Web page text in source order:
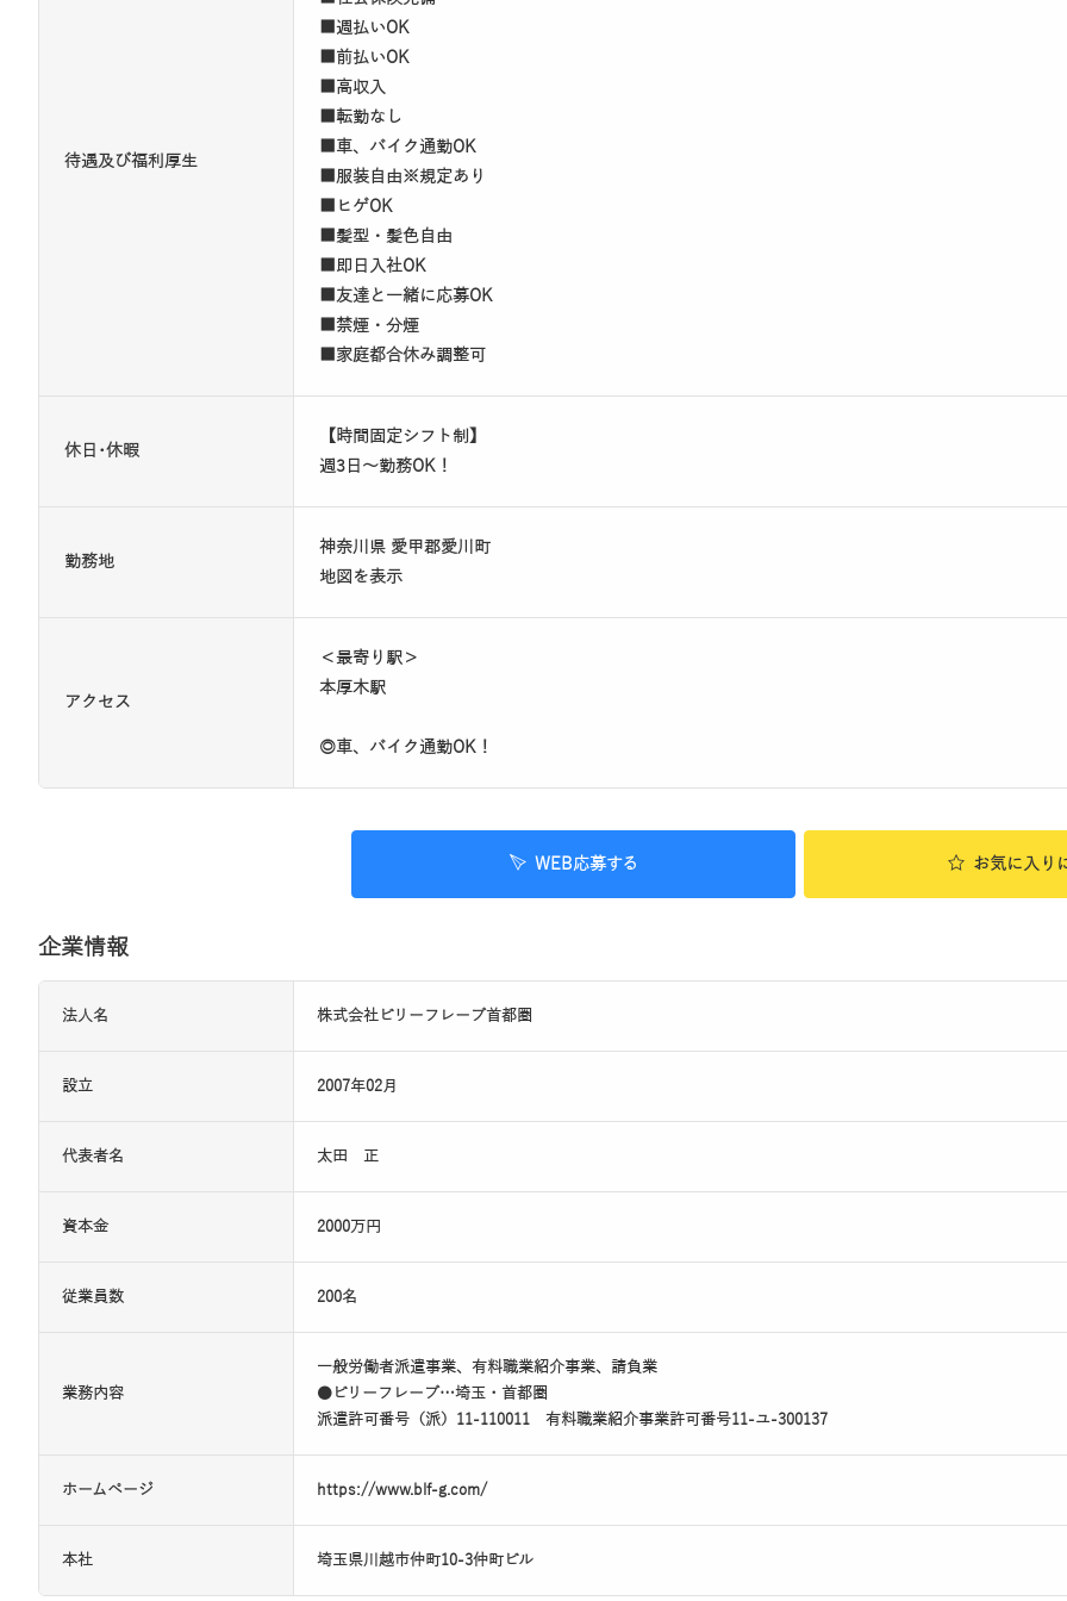
待遇及び福利厚生
■週払いOK
■前払いOK
■高収入
■転勤なし
■車、バイク通勤OK
■服装自由※規定あり
■ヒゲOK
■髪型・髪色自由
■即日入社OK
■友達と一緒に応募OK
■禁煙・分煙
■家庭都合休み調整可
休日･休暇
【時間固定シフト制】
週3日～勤務OK！
勤務地
神奈川県 愛甲郡愛川町
地図を表示
アクセス
＜最寄り駅＞
本厚木駅
◎車、バイク通勤OK！
WEB応募する お気に入り
企業情報
法人名 株式会社ビリーフレーブ首都圏
設立 2007年02月
代表者名 太田 正
資本金 2000万円
従業員数 200名
業務内容
一般労働者派遣事業、有料職業紹介事業、請負業
●ビリーフレーブ…埼玉・首都圏
派遣許可番号（派）11-110011 有料職業紹介事業許可番号11-ユ-300137
ホームページ https://www.blf-g.com/
本社 埼玉県川越市仲町10-3仲町ビル